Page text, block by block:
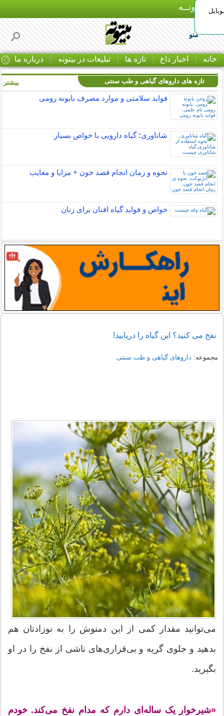
بـیتوتــه
منو
خانه اخبار داغ تازه ها تبلیغات در بیتوته درباره ما
تازه های داروهای گیاهی و طب سنتی
فواید سلامتی و موارد مصرف بابونه رومی
شاتاوری؛ گیاه دارویی با خواص بسیار
نحوه و زمان انجام فصد خون + مزایا و معایب
خواص و فواید گیاه افنان برای زنان
بیشتر
نفخ می کنید؟ این گیاه را دریابید!
مجموعه: داروهای گیاهی و طب سنتی
می‌توانید مقدار کمی از این دمنوش را به نوزادتان هم
بدهید و جلوی گریه و بی‌قراری‌های ناشی از نفخ را در او
بگیرید.
«شیرخوار یک ساله‌ای دارم که مدام نفخ می‌کند. خودم